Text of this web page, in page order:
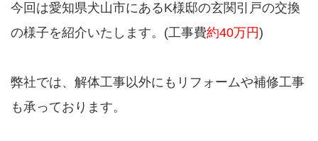
今回は愛知県犬山市にあるK様邸の玄関引戸の交換
の様子を紹介いたします。(工事費約40万円)
弊社では、解体工事以外にもリフォームや補修工事
も承っております。